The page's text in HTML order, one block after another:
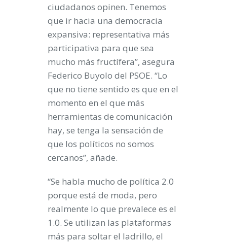
ciudadanos opinen. Tenemos
que ir hacia una democracia
expansiva: representativa más
participativa para que sea
mucho más fructífera”, asegura
Federico Buyolo del PSOE. “Lo
que no tiene sentido es que en el
momento en el que más
herramientas de comunicación
hay, se tenga la sensación de
que los políticos no somos
cercanos”, añade.
“Se habla mucho de política 2.0
porque está de moda, pero
realmente lo que prevalece es el
1.0. Se utilizan las plataformas
más para soltar el ladrillo, el